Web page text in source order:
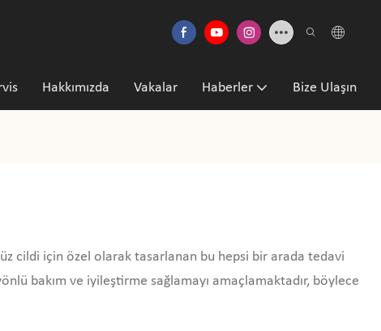
Hakkımızda Vakalar Haberler Bize Ulaşın
cildi için özel olarak tasarlanan bu hepsi bir arada tedavi
bakım ve iyileştirme sağlamayı amaçlamaktadır, böylece